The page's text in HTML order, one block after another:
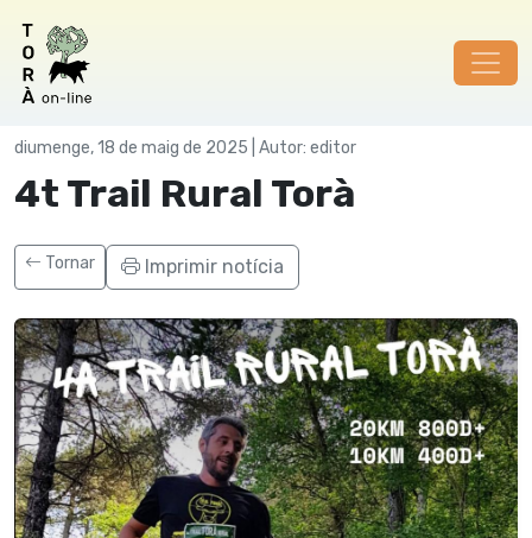
diumenge, 18 de maig de 2025 | Autor: editor
4t Trail Rural Torà
Tornar Imprimir notícia